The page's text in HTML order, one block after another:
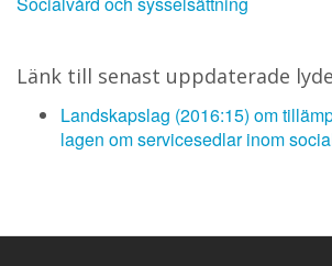
Länk till senast uppdaterade
Landskapslag (2016:15) om
lagen om servicesedlar inom